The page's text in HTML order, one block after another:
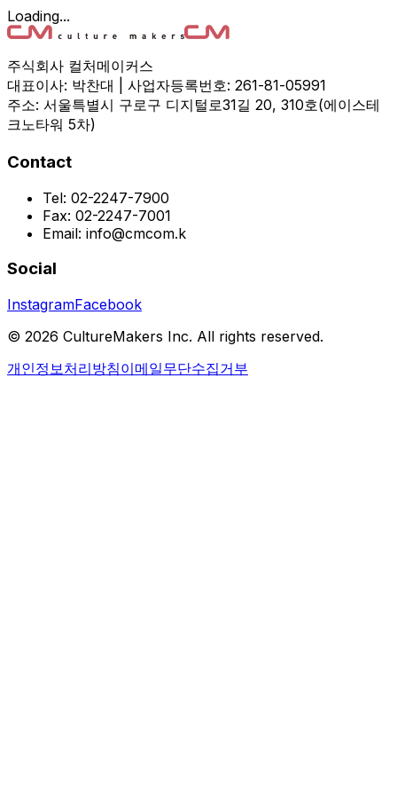
Loading...
주식회사 컬처메이커스
대표이사: 박찬대 | 사업자등록번호: 261-81-05991
주소: 서울특별시 구로구 디지털로31길 20, 310호(에이스테
크노타워 5차)
Contact
Tel: 02-2247-7900
Fax: 02-2247-7001
Email: info@cmcom.k
Social
InstagramFacebook
© 2026 CultureMakers Inc. All rights reserved.
개인정보처리방침이메일무단수집거부